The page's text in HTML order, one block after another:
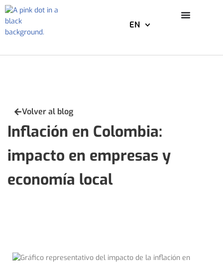
Skip
to
EN
Volver al blog
Inflación en Colombia:
impacto en empresas y
economía local